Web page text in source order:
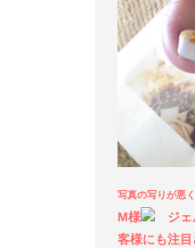
写真の写りが悪
M様 ジェ
客様にも注